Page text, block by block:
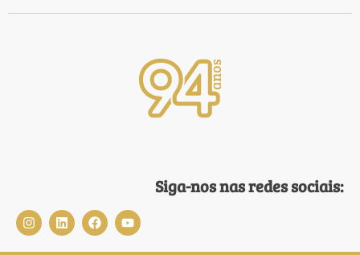
Siga-nos nas redes sociais: